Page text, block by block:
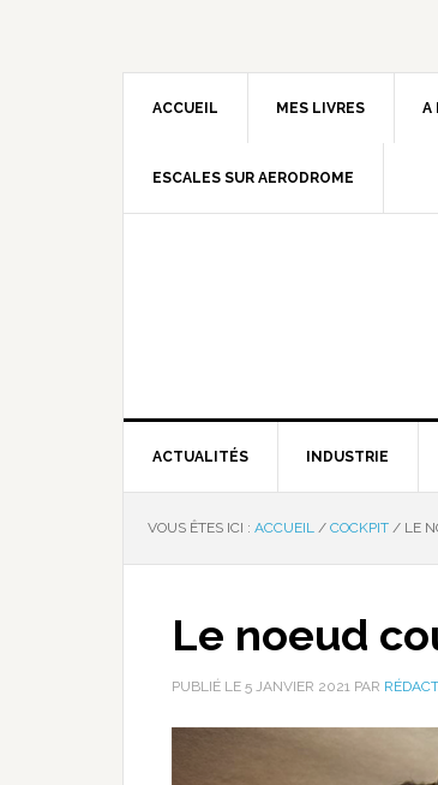
ACCUEIL MES LIVRES A
ESCALES SUR AERODROME
ACTUALITÉS INDUSTRIE
VOUS ÊTES ICI : ACCUEIL / COCKPIT / LE
Le noeud
PUBLIÉ LE 5 JANVIER 2021 PAR